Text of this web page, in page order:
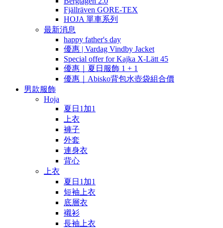
Fjällräven GORE-TEX
HOJA 單車系列
最新消息
happy father's day
優惠 | Vardag Vindby Jacket
Special offer for Kajka X-Lätt 45
優惠｜夏日服飾 1 + 1
優惠｜Abisko背包水壺袋組合價
男款服飾
Hoja
夏日1加1
上衣
褲子
外套
連身衣
背心
上衣
夏日1加1
短袖上衣
底層衣
襯衫
長袖上衣